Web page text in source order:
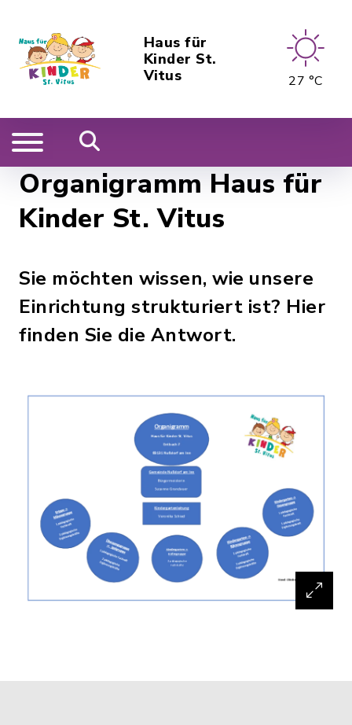
Haus für
Kinder St.
Vitus
27 °C
Organigramm Haus für
Kinder St. Vitus
Sie möchten wissen, wie unsere
Einrichtung strukturiert ist? Hier
finden Sie die Antwort.